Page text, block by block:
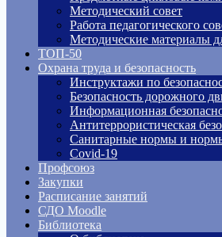
Методический совет
Работа педагогического
Методические материалы
ТОП-50
Охрана труда и безопасность
Инструктажи по
Безопасность дорожного
Информационная
Антитеррористическая
Санитарные нормы и
Covid-19
Профсоюз
Закупки
Расписание занятий
СДО Moodle
Библиотека